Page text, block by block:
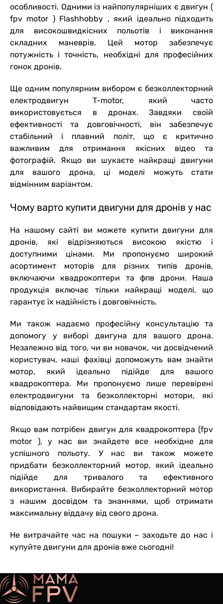
особливості. Одними із найпопулярніших є двигун (
fpv motor ) Flashhobby , який ідеально підходить
для високошвидкісних польотів і виконання
складних маневрів. Цей мотор забезпечує
потужність і точність, необхідні для професійних
гонок дронів.
Ще одним популярним вибором є безколлекторний
електродвигун T-motor, який часто
використовується в дронах. Завдяки своїй
ефективності та довговічності, він забезпечує
стабільний і плавний політ, що є критично
важливим для отримання якісних відео та
фотографій. Якщо ви шукаєте найкращі двигуни
для вашого дрона, ці моделі можуть стати
відмінним варіантом.
Чому варто купити двигуни для дронів у нас
На нашому сайті ви можете купити двигуни для
дронів, які відрізняються високою якістю і
доступними цінами. Ми пропонуємо широкий
асортимент моторів для різних типів дронів,
включаючи квадрокоптери та фпв дрони. Наша
продукція включає тільки найкращі моделі, що
гарантує їх надійність і довговічність.
Ми також надаємо професійну консультацію та
допомогу у виборі двигуна для вашого дрона.
Незалежно від того, чи ви новачок, чи досвідчений
користувач, наші фахівці допоможуть вам знайти
мотор, який ідеально підійде для вашого
квадрокоптера. Ми пропонуємо лише перевірені
електродвигуни та безколлекторні мотори, які
відповідають найвищим стандартам якості.
Якщо вам потрібен двигун для квадрокоптера (fpv
motor ), у нас ви знайдете все необхідне для
успішного польоту. У нас ви також можете
придбати безколлекторний мотор, який ідеально
підійде для тривалого та ефективного
використання. Вибирайте безколлекторний мотор
з нашим досвідом та знаннями, щоб отримати
максимальну віддачу від свого дрона.
Не витрачайте час на пошуки – заходьте до нас і
купуйте двигуни для дронів вже сьогодні!